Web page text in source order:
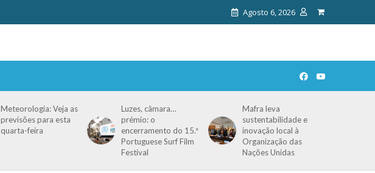
Agosto 6, 2026
Meteorologia: Veja as
previsões para esta
quarta-feira
Luzes, câmara…
prémio: o
encerramento do 15.ª
Portuguese Surf Film
Festival
Mafra leva
sustentabilidade e
inovação local à
Organização das
Nações Unidas